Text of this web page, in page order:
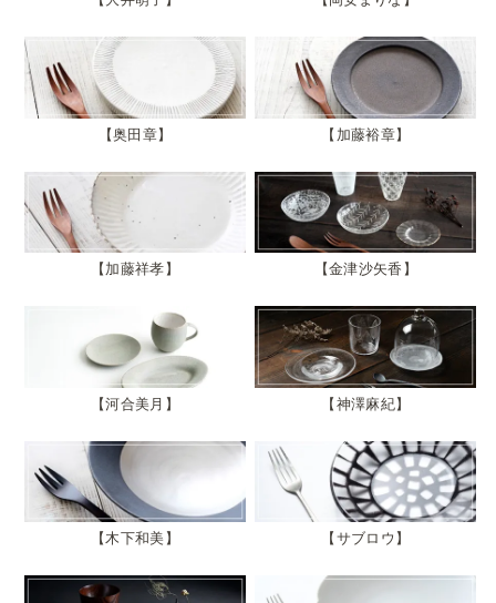
奥田章 加藤裕章
加藤祥孝 金津沙矢香
河合美月 神澤麻紀
木下和美 サブロウ